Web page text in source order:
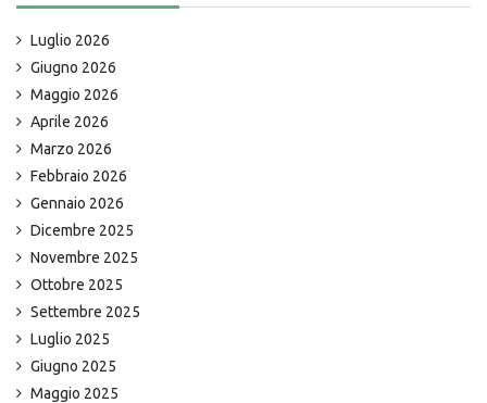
Luglio 2026
Giugno 2026
Maggio 2026
Aprile 2026
Marzo 2026
Febbraio 2026
Gennaio 2026
Dicembre 2025
Novembre 2025
Ottobre 2025
Settembre 2025
Luglio 2025
Giugno 2025
Maggio 2025